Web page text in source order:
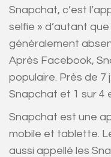
Snapchat, c’est
selfie » d’autant
généralement
Après Facebook,
populaire. Près de 7
Snapchat et 1 sur 4
Snapchat est une
mobile et tablette.
aussi appellé les